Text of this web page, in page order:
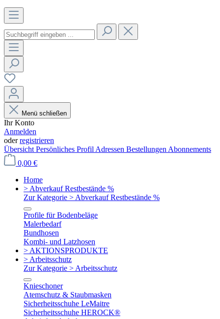
Menü schließen
Ihr Konto
Anmelden
oderregistrieren
Übersicht Persönliches Profil Adressen Bestellungen Abonnements
0,00 €
Home
> Abverkauf Restbestände %
Zur Kategorie > Abverkauf Restbestände %
Profile für Bodenbeläge
Malerbedarf
Bundhosen
Kombi- und Latzhosen
> AKTIONSPRODUKTE
> Arbeitsschutz
Zur Kategorie > Arbeitsschutz
Knieschoner
Atemschutz & Staubmasken
Sicherheitsschuhe LeMaitre
Sicherheitsschuhe HEROCK®